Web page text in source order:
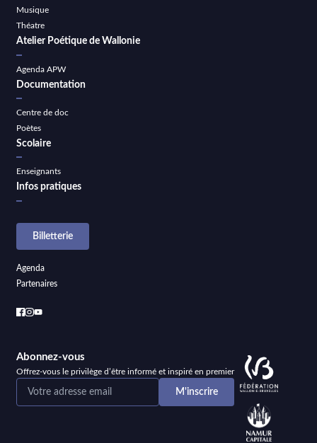
Musique
Théatre
Atelier Poétique de Wallonie
Agenda APW
Documentation
Centre de doc
Poètes
Scolaire
Enseignants
Infos pratiques
Billetterie
Agenda
Partenaires
Abonnez-vous
Offrez-vous le privilège d’être informé et inspiré en premier